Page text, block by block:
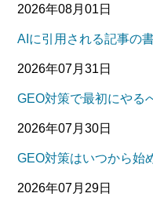
2026年08月01日
AIに引用される記事の
2026年07月31日
GEO対策で最初にやる
2026年07月30日
GEO対策はいつから始
2026年07月29日